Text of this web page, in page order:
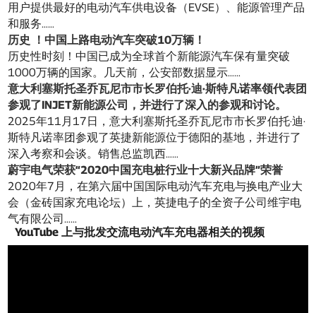
用户提供最好的电动汽车供电设备（EVSE）、能源管理产品
和服务……
历史 ！中国上路电动汽车突破10万辆！
历史性时刻！中国已成为全球首个新能源汽车保有量突破
1000万辆的国家。几天前，公安部数据显示……
意大利塞斯托圣乔瓦尼市市长罗伯托·迪·斯特凡诺率领代表团
参观了INJET新能源公司，并进行了深入的参观和讨论。
2025年11月17日，意大利塞斯托圣乔瓦尼市市长罗伯托·迪·
斯特凡诺率团参观了英捷新能源位于德阳的基地，并进行了
深入考察和会谈。销售总监凯西……
蔚宇电气荣获“2020中国充电桩行业十大新兴品牌”荣誉
2020年7月，在第六届中国国际电动汽车充电与换电产业大
会（金砖国家充电论坛）上，英捷电子的全资子公司维宇电
气有限公司……
YouTube 上与批发交流电动汽车充电器相关的视频